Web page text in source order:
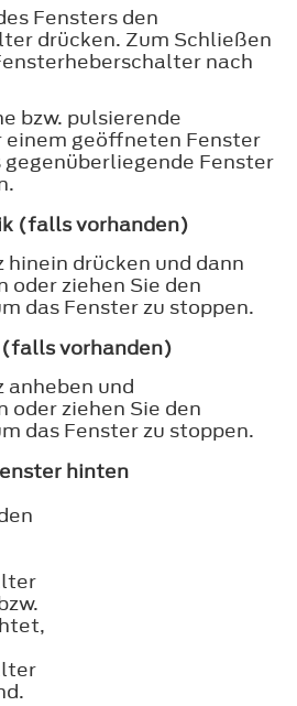
Fensters den
drücken. Zum Schließen
nach
bzw. pulsierende
einem geöffneten Fenster
gegenüberliegende Fenster
(falls vorhanden)
hinein drücken und dann
oder ziehen Sie den
das Fenster zu stoppen.
vorhanden)
anheben und
oder ziehen Sie den
das Fenster zu stoppen.
hinten